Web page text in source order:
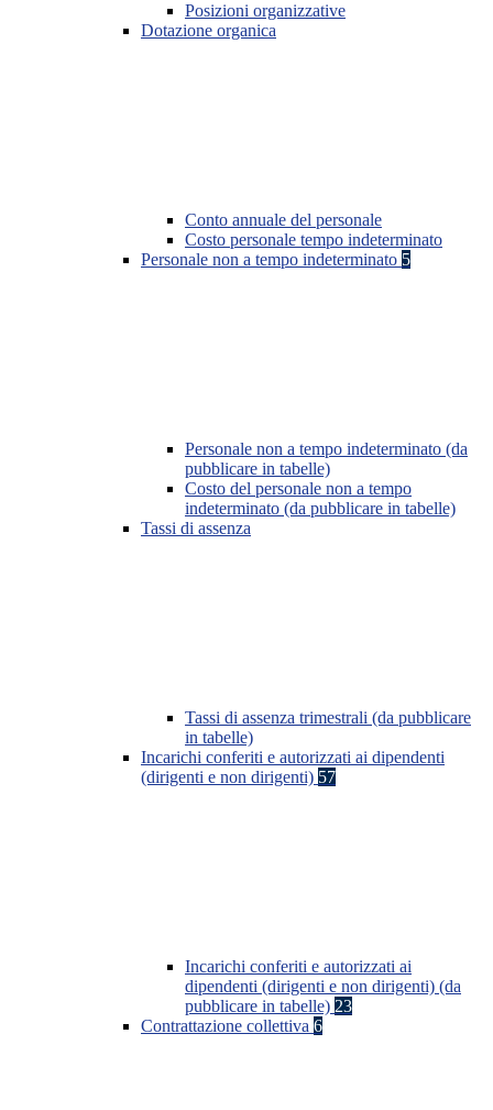
Posizioni organizzative
Dotazione organica
Conto annuale del personale
Costo personale tempo indeterminato
Personale non a tempo indeterminato 5
Personale non a tempo indeterminato (da
pubblicare in tabelle)
Costo del personale non a tempo
indeterminato (da pubblicare in tabelle)
Tassi di assenza
Tassi di assenza trimestrali (da pubblicare
in tabelle)
Incarichi conferiti e autorizzati ai dipendenti
(dirigenti e non dirigenti) 57
Incarichi conferiti e autorizzati ai
dipendenti (dirigenti e non dirigenti) (da
pubblicare in tabelle) 23
Contrattazione collettiva 6